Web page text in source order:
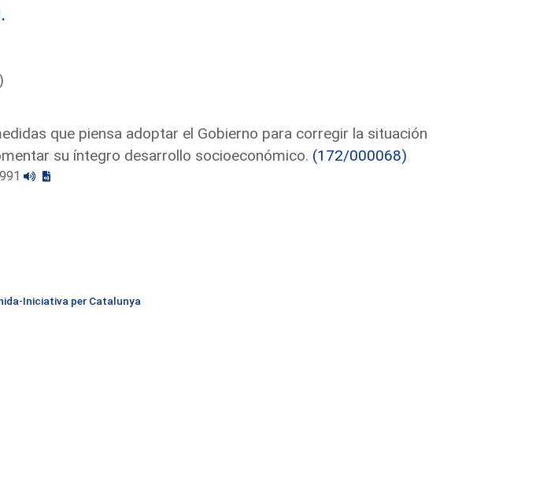
que piensa adoptar el Gobierno para corregir la situación
su íntegro desarrollo socioeconómico. (172/000068)
Iniciativa per Catalunya